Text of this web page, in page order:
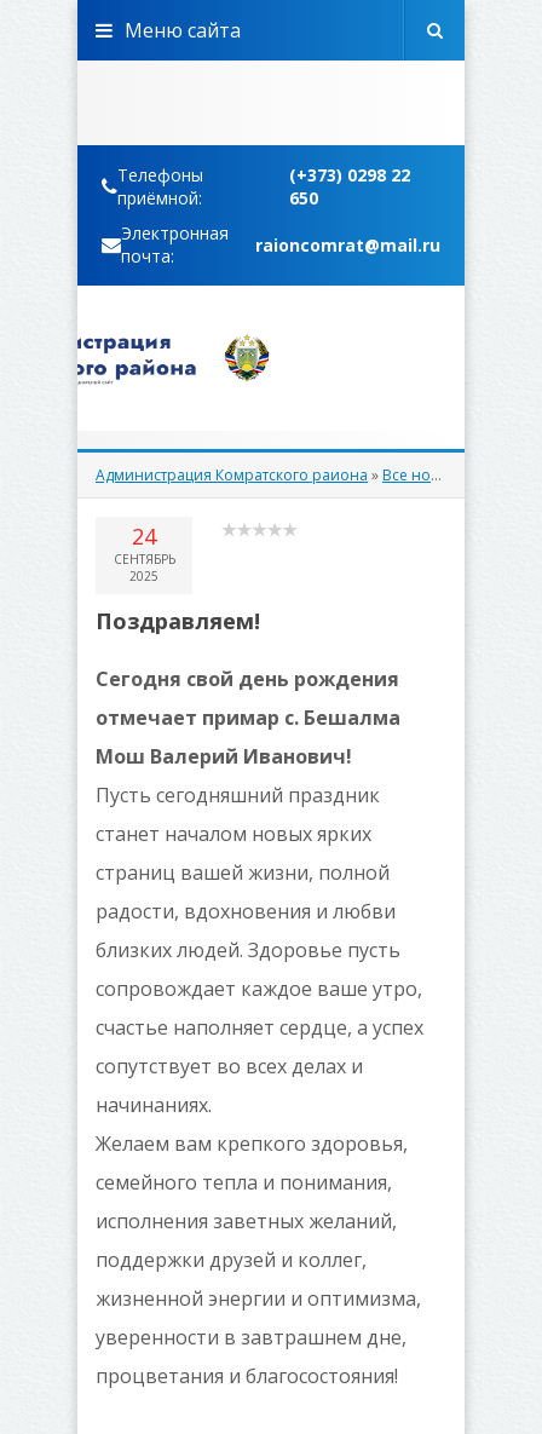
Телефоны
приёмной:
(+373) 0298 22
650
Электронная
почта:
raioncomrat@mail.ru
Меню сайта
Администрация Комратского раиона »Все новости
24
СЕНТЯБРЬ
2025
Поздравляем!
Сегодня свой день рождения
отмечает примар с. Бешалма
Мош Валерий Иванович!
Пусть сегодняшний праздник
станет началом новых ярких
страниц вашей жизни, полной
радости, вдохновения и любви
близких людей. Здоровье пусть
сопровождает каждое ваше утро,
счастье наполняет сердце, а успех
сопутствует во всех делах и
начинаниях.
Желаем вам крепкого здоровья,
семейного тепла и понимания,
исполнения заветных желаний,
поддержки друзей и коллег,
жизненной энергии и оптимизма,
уверенности в завтрашнем дне,
процветания и благосостояния!